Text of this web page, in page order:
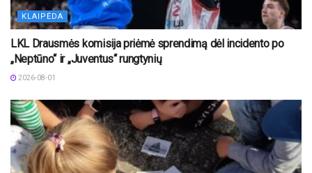
KLAIPĖDA
LKL Drausmės komisija priėmė sprendimą dėl incidento po
„Neptūno“ ir „Juventus“ rungtynių
2026-08-01